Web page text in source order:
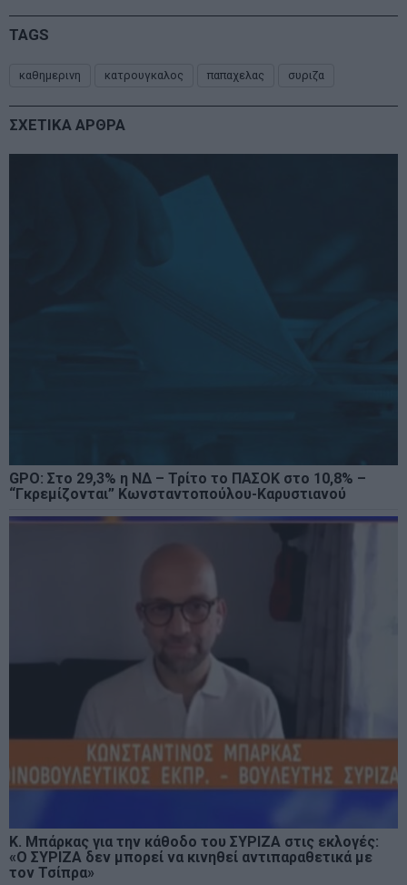
TAGS
καθημερινη κατρουγκαλος παπαχελας συριζα
ΣΧΕΤΙΚΑ ΑΡΘΡΑ
GPO: Στο 29,3% η ΝΔ – Τρίτο το ΠΑΣΟΚ στο 10,8% –
“Γκρεμίζονται” Κωνσταντοπούλου-Καρυστιανού
Κ. Μπάρκας για την κάθοδο του ΣΥΡΙΖΑ στις εκλογές:
«Ο ΣΥΡΙΖΑ δεν μπορεί να κινηθεί αντιπαραθετικά με
τον Τσίπρα»